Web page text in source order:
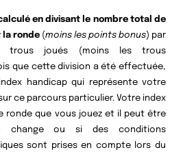
en divisant le nombre total de
la ronde (moins les points bonus) par
trous joués (moins les trous
que cette division a été effectuée,
handicap qui représente votre
ce parcours particulier. Votre index
ronde que vous jouez et il peut être
change ou si des conditions
sont prises en compte lors du